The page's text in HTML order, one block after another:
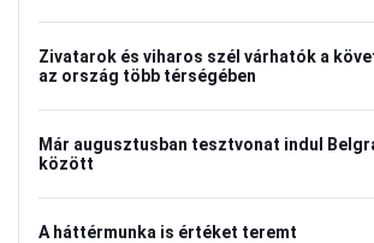
Zivatarok és viharos szél várhatók a
az ország több térségében
Már augusztusban tesztvonat indul
között
A háttérmunka is értéket teremt